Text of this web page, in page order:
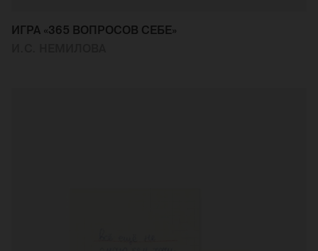
ИГРА «365 ВОПРОСОВ СЕБЕ»